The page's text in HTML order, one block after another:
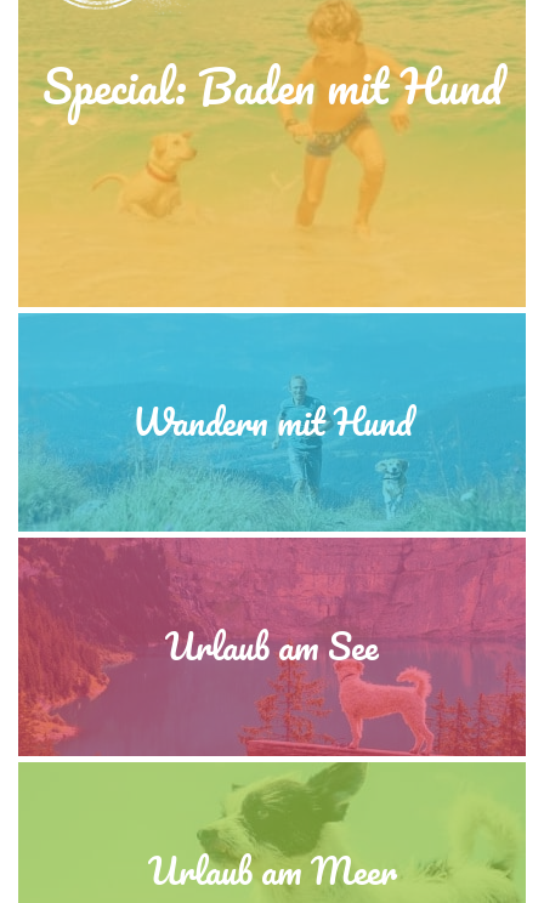
Special: Baden mit Hund
Wandern mit Hund
Urlaub am See
Urlaub am Meer